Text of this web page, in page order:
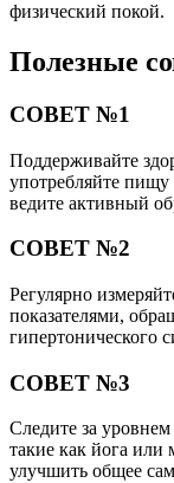
физический покой.
Полезные
СОВЕТ №1
Поддерживайте
употребляйте
ведите активный
СОВЕТ №2
Регулярно
показателями,
гипертонического
СОВЕТ №3
Следите за
такие как йога или
улучшить общее